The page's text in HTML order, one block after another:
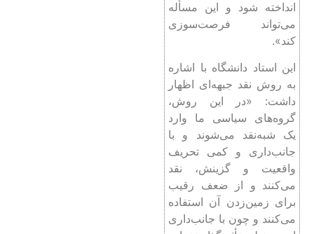
انداخته شود و این مسأله
می‌تواند فرصت‌سوزی
کند».
این استاد دانشگاه با اشاره
به روش نقد جبهه‌ای اظهار
داشت: «در این روش،
گروه‌های سیاسی ما وارد
یک شبه‌نقد می‌شوند و با
جانب‌داری و کمی تحریف
واقعیت و گزینش، نقد
می‌کنند و از ضعف رقیب
برای زمین‌زدن آن استفاده
می‌کنند و چون با جانب‌داری